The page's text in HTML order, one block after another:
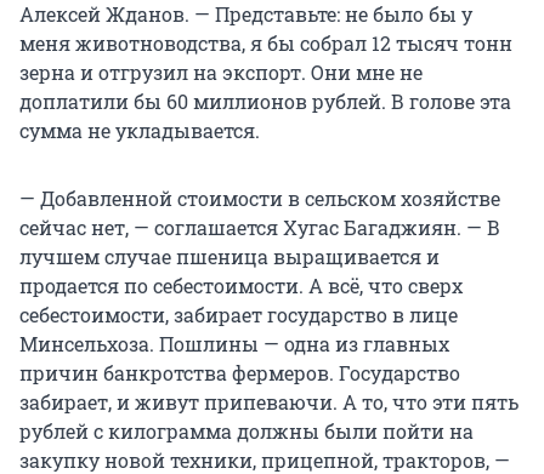
Алексей Жданов. — Представьте: не было бы у
меня животноводства, я бы собрал 12 тысяч тонн
зерна и отгрузил на экспорт. Они мне не
доплатили бы 60 миллионоврублей. В голове эта
сумма не укладывается.
— Добавленной стоимости в сельском хозяйстве
сейчас нет, — соглашается Хугас Багаджиян. — В
лучшем случае пшеница выращивается и
продается по себестоимости. А всё, что сверх
себестоимости, забирает государство в лице
Минсельхоза. Пошлины — одна из главных
причин банкротства фермеров. Государство
забирает, и живут припеваючи. А то, что эти пять
рублей с килограмма должны были пойти на
закупку новой техники, прицепной, тракторов, —